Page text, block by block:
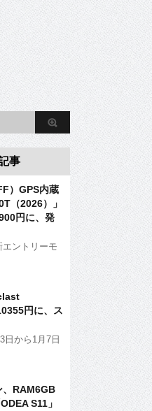
事
）GPS内蔵
（2026）」
円に、発
ントリーモ
円に、ス
日から1月7日
、RAM6GB
S11」